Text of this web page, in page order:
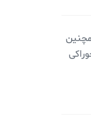
میلی گرم هر ۸ ساعت به صورت خوراکی